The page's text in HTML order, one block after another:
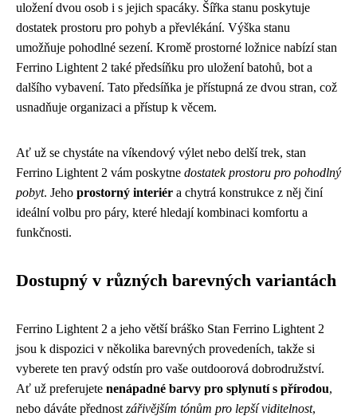
uložení dvou osob i s jejich spacáky. Šířka stanu poskytuje
dostatek prostoru pro pohyb a převlékání. Výška stanu
umožňuje pohodlné sezení. Kromě prostorné ložnice nabízí stan
Ferrino Lightent 2 také předsíňku pro uložení batohů, bot a
dalšího vybavení. Tato předsíňka je přístupná ze dvou stran, což
usnadňuje organizaci a přístup k věcem.
Ať už se chystáte na víkendový výlet nebo delší trek, stan
Ferrino Lightent 2 vám poskytne dostatek prostoru pro pohodlný
pobyt. Jeho prostorný interiér a chytrá konstrukce z něj činí
ideální volbu pro páry, které hledají kombinaci komfortu a
funkčnosti.
Dostupný v různých barevných variantách
Ferrino Lightent 2 a jeho větší bráško Stan Ferrino Lightent 2
jsou k dispozici v několika barevných provedeních, takže si
vyberete ten pravý odstín pro vaše outdoorová dobrodružství.
Ať už preferujete nenápadné barvy pro splynutí s přírodou,
nebo dáváte přednost zářivějším tónům pro lepší viditelnost,